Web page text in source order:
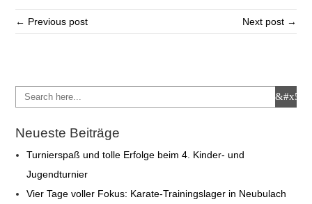
← Previous post Next post →
Neueste Beiträge
Turnierspaß und tolle Erfolge beim 4. Kinder- und
Jugendturnier
Vier Tage voller Fokus: Karate-Trainingslager in Neubulach